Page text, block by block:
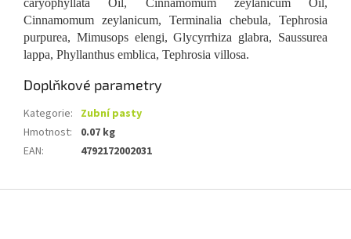
caryophyllata Oil, Cinnamomum zeylanicum Oil,
Cinnamomum zeylanicum, Terminalia chebula, Tephrosia
purpurea, Mimusops elengi, Glycyrrhiza glabra, Saussurea
lappa, Phyllanthus emblica, Tephrosia villosa.
Doplňkové parametry
Kategorie: Zubní pasty
Hmotnost:
0.07 kg
EAN: 4792172002031